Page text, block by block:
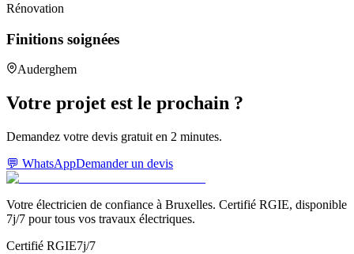
Rénovation
Finitions soignées
Auderghem
Votre projet est le prochain ?
Demandez votre devis gratuit en 2 minutes.
💬 WhatsAppDemander un devis
Votre électricien de confiance à Bruxelles. Certifié RGIE, disponible
7j/7 pour tous vos travaux électriques.
Certifié RGIE7j/7